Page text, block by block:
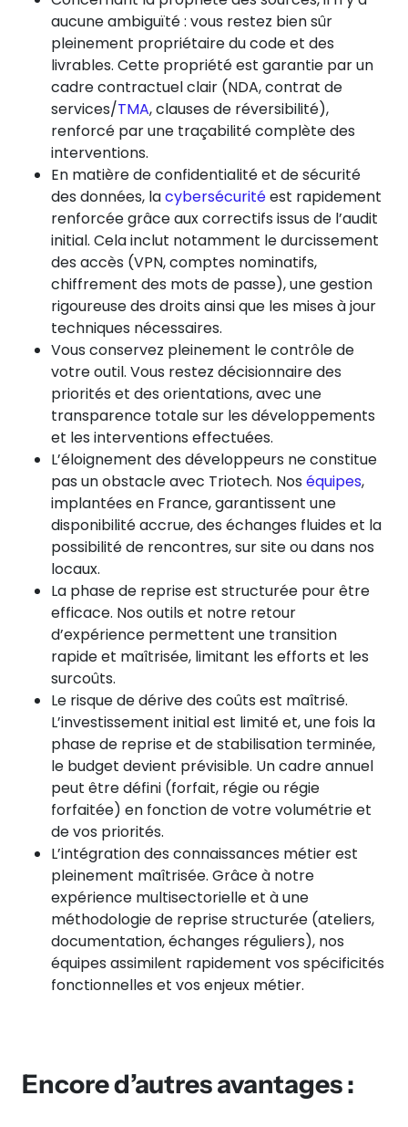
aucune ambiguïté : vous restez bien sûr
pleinement propriétaire du code et des
livrables. Cette propriété est garantie par un
cadre contractuel clair (NDA, contrat de
services/TMA, clauses de réversibilité),
renforcé par une traçabilité complète des
interventions.
En matière de confidentialité et de sécurité
des données, lacybersécuritéest rapidement
renforcée grâce aux correctifs issus de l’audit
initial. Cela inclut notamment le durcissement
des accès (VPN, comptes nominatifs,
chiffrement des mots de passe), une gestion
rigoureuse des droits ainsi que les mises à jour
techniques nécessaires.
Vous conservez pleinement le contrôle de
votre outil. Vous restez décisionnaire des
priorités et des orientations, avec une
transparence totale sur les développements
et les interventions effectuées.
L’éloignement des développeurs ne constitue
pas un obstacle avec Triotech. Nos équipes,
implantées en France, garantissent une
disponibilité accrue, des échanges fluides et la
possibilité de rencontres, sur site ou dans nos
locaux.
La phase de reprise est structurée pour être
efficace. Nos outils et notre retour
d’expérience permettent une transition
rapide et maîtrisée, limitant les efforts et les
surcoûts.
Le risque de dérive des coûts est maîtrisé.
L’investissement initial est limité et, une fois la
phase de reprise et de stabilisation terminée,
le budget devient prévisible. Un cadre annuel
peut être défini (forfait, régie ou régie
forfaitée) en fonction de votre volumétrie et
de vos priorités.
L’intégration des connaissances métier est
pleinement maîtrisée. Grâce à notre
expérience multisectorielle et à une
méthodologie de reprise structurée (ateliers,
documentation, échanges réguliers), nos
équipes assimilent rapidement vos spécificités
fonctionnelles et vos enjeux métier.
Encore d’autres avantages :